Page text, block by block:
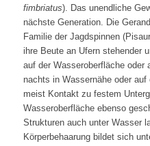
fimbriatus). Das unendliche
nächste Generation. Die
Familie der Jagdspinnen
ihre Beute an Ufern stehender
auf der Wasseroberfläche oder
nachts in Wassernähe oder
meist Kontakt zu festem
Wasseroberfläche ebenso
Strukturen auch unter Wasser
Körperbehaarung bildet sich